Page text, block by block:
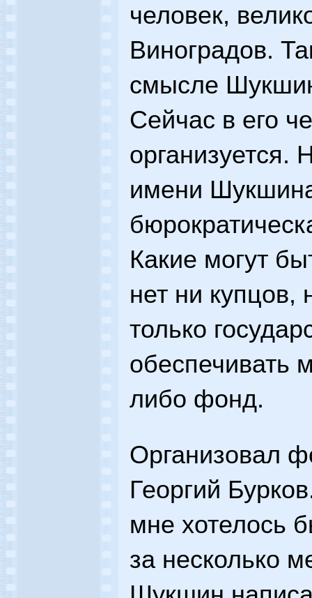
человек,
Виноградов.
смысле
Сейчас в его
имени
Какие могут
нет ни купцов,
только
обеспечивать
либо фонд.
Организовал
Георгий
мне хотелось
за несколько